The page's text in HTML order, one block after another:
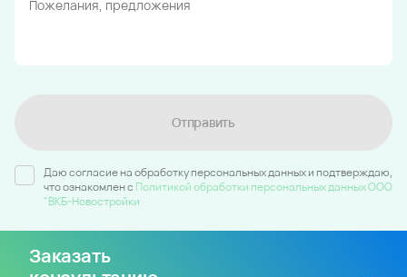
Отправить
Даю согласие на обработку персональных данных и подтверждаю,
что ознакомлен c Политикой обработки персональных данных ООО
"ВКБ-Новостройки
Заказать